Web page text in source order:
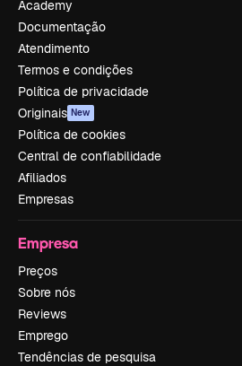
Academy
Documentação
Atendimento
Termos e condições
Política de privacidade
Originais New
Política de cookies
Central de confiabilidade
Afiliados
Empresas
Empresa
Preços
Sobre nós
Reviews
Emprego
Tendências de pesquisa